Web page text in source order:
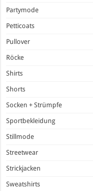
Partymode
Petticoats
Pullover
Röcke
Shirts
Shorts
Socken + Strümpfe
Sportbekleidung
Stillmode
Streetwear
Strickjacken
Sweatshirts